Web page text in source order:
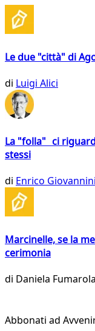
Le due "città" di
di Luigi Alici
La "folla" ci
stessi
di Enrico Giovannini
Marcinelle, se la
cerimonia
di Daniela Fumarola
Abbonati ad